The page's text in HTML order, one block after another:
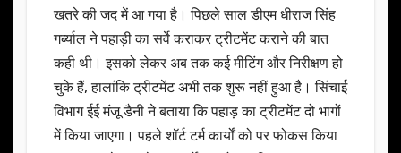
खतरे की जद में आ गया है। पिछले साल डीएम धीराज सिंह
गर्ब्याल ने पहाड़ी का सर्वे कराकर ट्रीटमेंट कराने की बात
कही थी। इसको लेकर अब तक कई मीटिंग और निरीक्षण हो
चुके हैं, हालांकि ट्रीटमेंट अभी तक शुरू नहीं हुआ है। सिंचाई
विभाग ईई मंजू डैनी ने बताया कि पहाड़ का ट्रीटमेंट दो भागों
में किया जाएगा। पहले शॉर्ट टर्म कार्यों को पर फोकस किया